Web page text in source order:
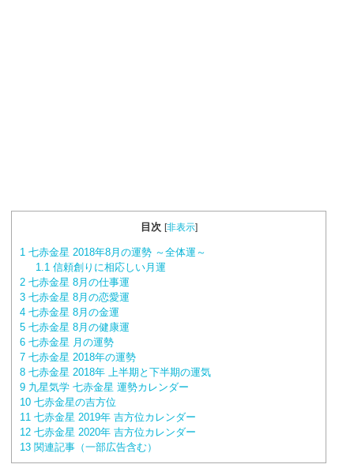
目次 [非表示]
1 七赤金星 2018年8月の運勢 ～全体運～
1.1 信頼創りに相応しい月運
2 七赤金星 8月の仕事運
3 七赤金星 8月の恋愛運
4 七赤金星 8月の金運
5 七赤金星 8月の健康運
6 七赤金星 月の運勢
7 七赤金星 2018年の運勢
8 七赤金星 2018年 上半期と下半期の運気
9 九星気学 七赤金星 運勢カレンダー
10 七赤金星の吉方位
11 七赤金星 2019年 吉方位カレンダー
12 七赤金星 2020年 吉方位カレンダー
13 関連記事（一部広告含む）